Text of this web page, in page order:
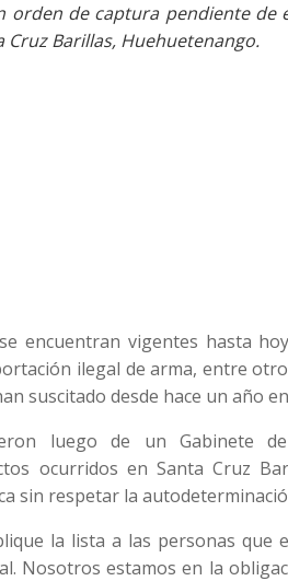
orden de captura pendiente
Barillas, Huehuetenango.
encuentran vigentes hasta
ilegal de arma, entre
suscitado desde hace un año
luego de un Gabinete
ocurridos en Santa Cruz
sin respetar la
la lista a las personas que
Nosotros estamos en la